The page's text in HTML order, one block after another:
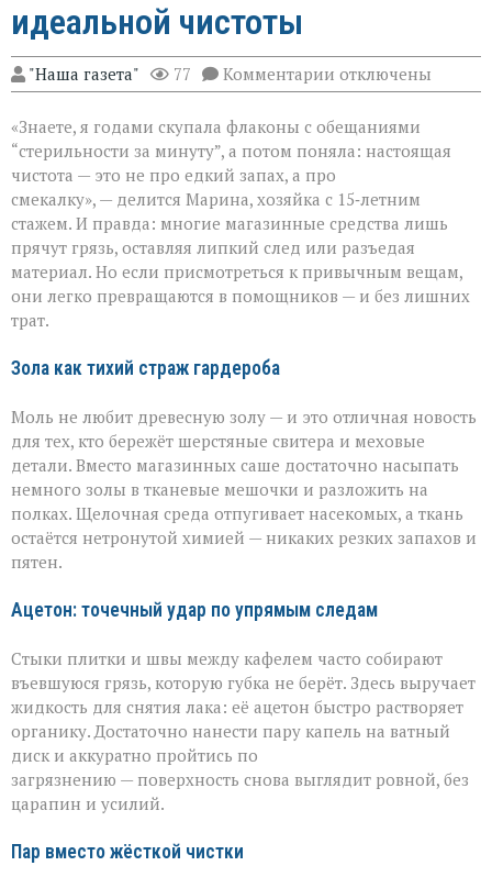
идеальной чистоты
"Наша газета" 77 Комментарии к
записи
бытовая
химия
хитрости
для
идеальной
чистоты
отключены
«Знаете, я годами скупала флаконы с обещаниями
“стерильности за минуту”, а потом поняла: настоящая
чистота — это не про едкий запах, а про
смекалку», — делится Марина, хозяйка с 15‑летним
стажем. И правда: многие магазинные средства лишь
прячут грязь, оставляя липкий след или разъедая
материал. Но если присмотреться к привычным вещам,
они легко превращаются в помощников — и без лишних
трат.
Зола как тихий страж гардероба
Моль не любит древесную золу — и это отличная новость
для тех, кто бережёт шерстяные свитера и меховые
детали. Вместо магазинных саше достаточно насыпать
немного золы в тканевые мешочки и разложить на
полках. Щелочная среда отпугивает насекомых, а ткань
остаётся нетронутой химией — никаких резких запахов и
пятен.
Ацетон: точечный удар по упрямым следам
Стыки плитки и швы между кафелем часто собирают
въевшуюся грязь, которую губка не берёт. Здесь выручает
жидкость для снятия лака: её ацетон быстро растворяет
органику. Достаточно нанести пару капель на ватный
диск и аккуратно пройтись по
загрязнению — поверхность снова выглядит ровной, без
царапин и усилий.
Пар вместо жёсткой чистки